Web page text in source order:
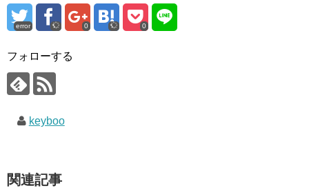
error 0 0
フォローする
keyboo
関連記事